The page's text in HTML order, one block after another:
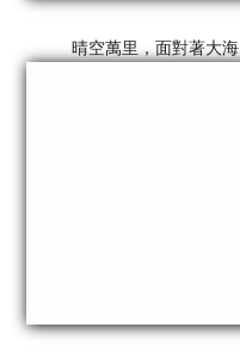
晴空萬里，面對著大